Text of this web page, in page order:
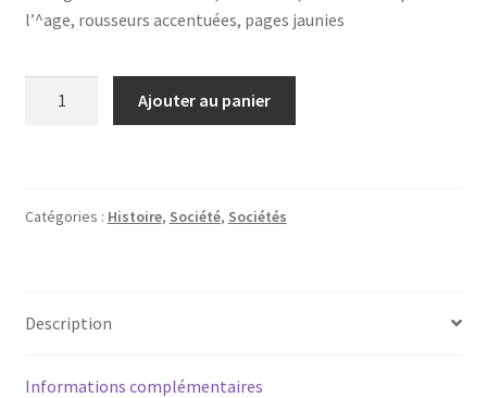
l’^age, rousseurs accentuées, pages jaunies
Ajouter au panier
Catégories : Histoire, Société, Sociétés
Description
Informations complémentaires